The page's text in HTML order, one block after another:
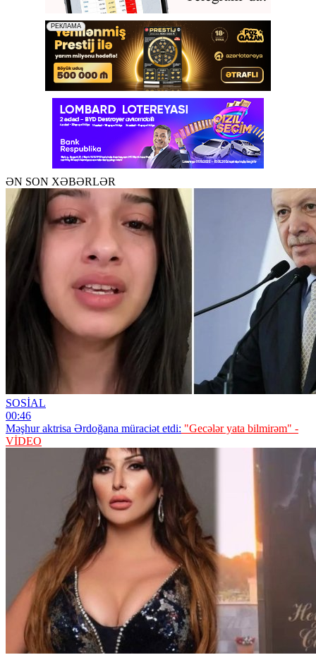
ƏN SON XƏBƏRLƏR
SOSİAL
00:46
Məşhur aktrisa Ərdoğana müraciət etdi: "Gecələr yata bilmirəm" -
VİDEO